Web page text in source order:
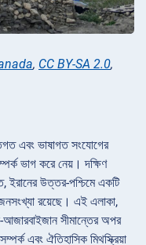
, CC BY-SA 2.0,
এবং ভাষাগত সংযোগের
ভাগ করে নেয়। দক্ষিণ
ইরানের উত্তর-পশ্চিমে একটি
রয়েছে। এই এলাকা,
আজারবাইজান সীমান্তের অপর
এবং ঐতিহাসিক মিথস্ক্রিয়া